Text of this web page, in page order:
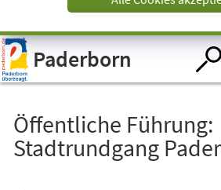
Visuelle
Assistenzsoftware
öffnen.Paderborn
Öffentliche Führung:
Stadtrundgang